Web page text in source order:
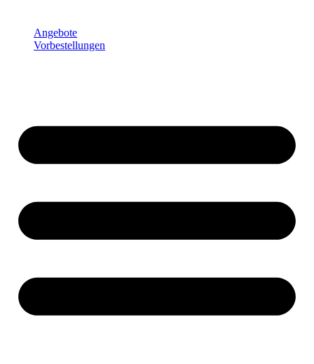
Angebote
Vorbestellungen